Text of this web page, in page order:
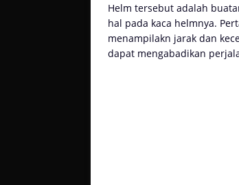
Helm tersebut adalah
hal pada kaca helmnya.
menampilakn jarak dan
dapat mengabadikan